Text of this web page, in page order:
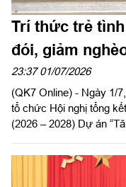
Trí thức trẻ
đói, giảm
23:37 01/07/2026
(QK7 Online) - Ngày 1/
tổ chức Hội nghị tổng
(2026 – 2028) Dự án
2021 - 2030”.